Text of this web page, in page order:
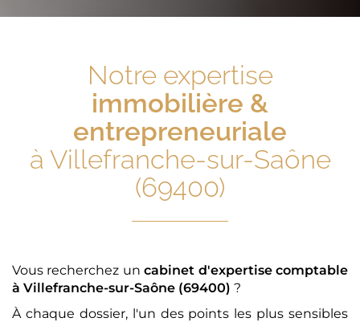
Notre expertise
immobilière &
entrepreneuriale
à Villefranche-sur-Saône
(69400)
Vous recherchez uncabinet d'expertise comptable
à Villefranche-sur-Saône (69400) ?
À chaque dossier, l'un des points les plus sensibles